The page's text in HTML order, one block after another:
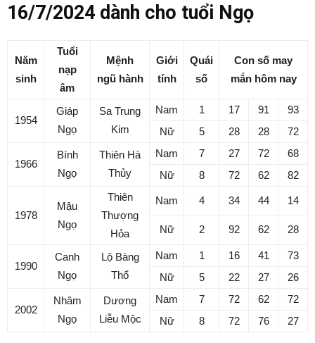
16/7/2024 dành cho tuổi Ngọ
Năm
sinh
Tuổi
nạp
âm
Mệnh
ngũ hành
Giới
tính
Quái
số
Con số may
mắn hôm nay
1954
Giáp
Ngọ
Sa Trung
Kim
Nam 1 17 91
93
Nữ
5 28 28 72
1966
Bính
Ngọ
Thiên Hà
Thủy
Nam 7 27 72
68
Nữ
8 72 62 82
1978
Mậu
Ngọ
Thiên
Thượng
Hỏa
Nam 4 34 44 14
Nữ 2 92 62 28
1990
Canh
Ngọ
Lộ Bàng
Thổ
Nam 1 16 41
73
Nữ
5 22 27 26
2002
Nhâm
Ngọ
Dương
Liễu Mộc
Nam 7 72 62
72
Nữ
8 72 76 27